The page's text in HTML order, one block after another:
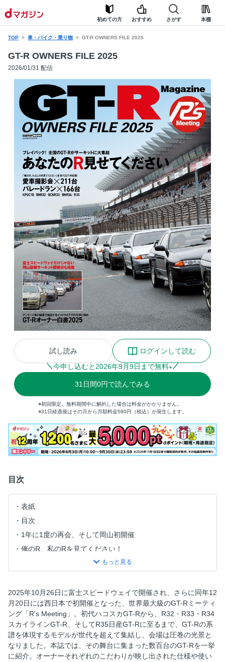
初めての方 おすすめ さがす 本棚
TOP 車・バイク・乗り物 GT-R OWNERS FILE 2025
GT-R OWNERS FILE 2025
2026/01/31 配信
試し読み
ログインして読む
今申し込むと 2026年9月9日まで無料※
31 日間0円で読んでみる
※初回限定。無料期間中に解約した場合は料金がかかりません。
※31日経過後はその月から月額料金580円（税込）が発生します。
目次
表紙
目次
1年に1度の再会、そして岡山初開催
俺のR、私のRを見てください！
コースイベント〜パレードラン／フリー走行〜
TEAM GT-R by KUHL OWNER MEETING
GT-Rオーナー白書2025
グラビア
奥付
2025年10月26日に富士スピードウェイで開催され、さらに同年12
月20日には西日本で初開催となった、世界最大級のGT-Rミーティ
ング「R's Meeting」。初代ハコスカGT-Rから、R32・R33・R34
スカイラインGT-R、そしてR35日産GT-Rに至るまで、GT-Rの系
譜を体現するモデルが世代を超えて集結し、会場は圧巻の光景と
なりました。本誌では、その舞台に集まった数百台のGT-Rを一挙
に紹介。オーナーそれぞれのこだわりが映し出された仕様や使い